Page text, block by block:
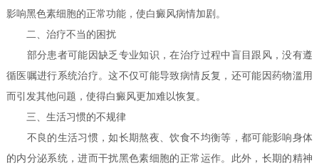
影响黑色素细胞的正常功能，使白癜风病情加剧。
二、治疗不当的困扰
部分患者可能因缺乏专业知识，在治疗过程中盲目跟风，没有遵
循医嘱进行系统治疗。这不仅可能导致病情反复，还可能因药物滥用
而引发其他问题，使得白癜风更加难以恢复。
三、生活习惯的不规律
不良的生活习惯，如长期熬夜、饮食不均衡等，都可能影响身体
的内分泌系统，进而干扰黑色素细胞的正常运作。此外，长期的精神